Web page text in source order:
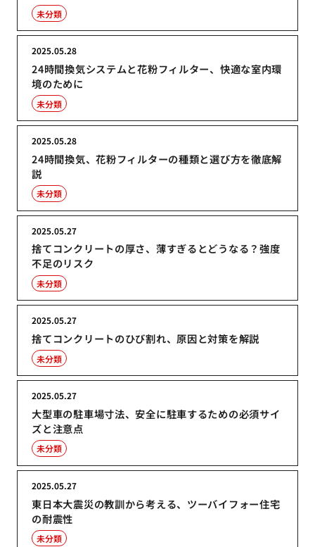
未分類
24時間換気システムと花粉フィルター、快適な室内環
境のために
2025.05.28
未分類
24時間換気、花粉フィルターの種類と選び方を徹底解
説
2025.05.28
未分類
捨てコンクリートの厚さ、薄すぎるとどうなる？強度
不足のリスク
2025.05.27
未分類
捨てコンクリートのひび割れ、原因と対策を解説
2025.05.27
未分類
大型車の駐車場寸法、安全に駐車するための必須サイ
ズと注意点
2025.05.27
未分類
東日本大震災の教訓から考える、ツーバイフォー住宅
の耐震性
2025.05.27
未分類